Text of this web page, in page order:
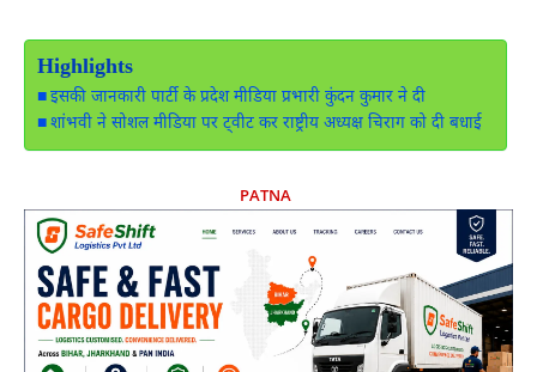
Highlights
इसकी जानकारी पार्टी के प्रदेश मीडिया प्रभारी कुंदन कुमार ने दी
शांभवी ने सोशल मीडिया पर ट्वीट कर राष्ट्रीय अध्यक्ष चिराग को दी बधाई
PATNA